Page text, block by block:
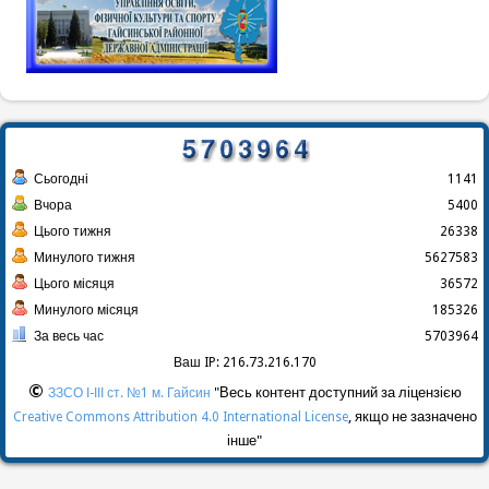
Сьогодні
Вчора
Цього тижня
Минулого тижня
Цього місяця
Минулого місяця
За весь час
1141
5400
26338
5627583
36572
185326
5703964
Ваш IP: 216.73.216.170
© ЗЗСО І-ІІІ ст. №1 м. Гайсин "Весь контент доступний за ліцензією
Creative Commons Attribution 4.0 International License, якщо не зазначено
інше"